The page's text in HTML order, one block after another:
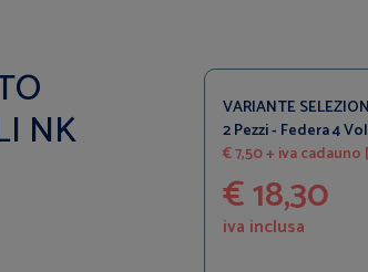
NK
VARIANTE
2 Pezzi - Federa 4
€ 7,50 + iva cadauno
€ 18,30
iva inclusa